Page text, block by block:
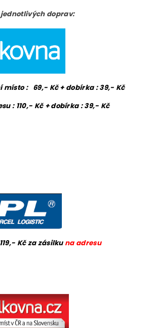
doprav:
místo : 69,- Kč + dobírka : 39,- Kč
: 110,- Kč + dobírka : 39,- Kč
Kč za zásilku na adresu